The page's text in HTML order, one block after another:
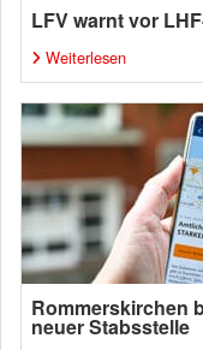
LFV warnt vor
Weiterlesen
Rommerskirchen
neuer Stabsstelle